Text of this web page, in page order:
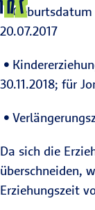
Geburtsdatum
20.07.2017
30.11.2018; für
Da sich die
überschneiden,
Erziehungszeit